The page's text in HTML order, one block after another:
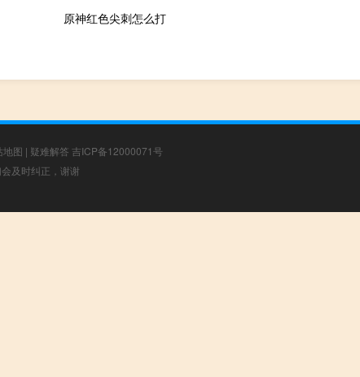
原神红色尖刺怎么打
地图 | 疑难解答 吉ICP备12000071号
及时纠正，谢谢